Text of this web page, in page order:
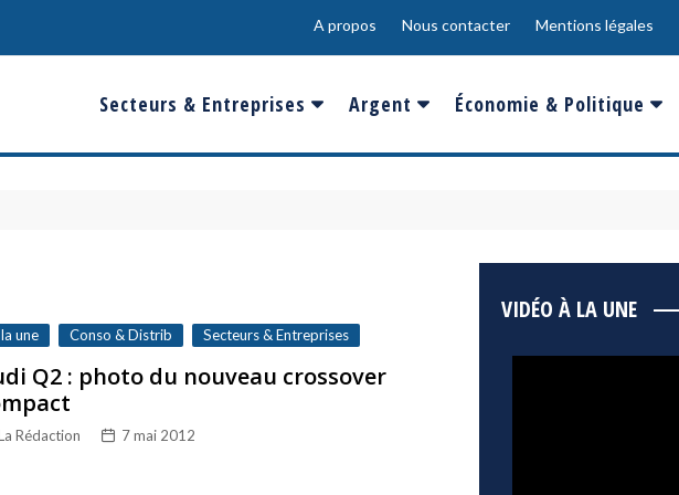
A propos Nous contacter Mentions légales
Secteurs & Entreprises
Banques & Finances
Défense & Aéronautique
Santé & Biotechnologie
Argent
Salaire
Epargne & Placements
Économie & Politique
France
une Conso & Distrib Secteurs & Entreprises
Q2 : photo du nouveau crossover
Rédaction 7 mai 2012
VIDÉO À LA UNE